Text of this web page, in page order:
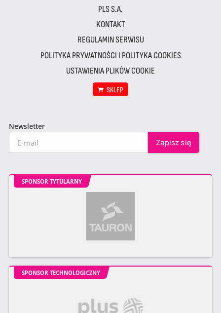
PLS S.A.
KONTAKT
REGULAMIN SERWISU
POLITYKA PRYWATNOŚCI I POLITYKA COOKIES
USTAWIENIA PLIKÓW COOKIE
SKLEP
Newsletter
SPONSOR TYTULARNY
SPONSOR TECHNOLOGICZNY